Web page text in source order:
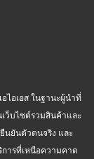
ไอเอส ในฐานะผู้นำที่
ว็บไซต์รวมสินค้าและ
นยันตัวตนจริง และ
ารที่เหนือความคาด